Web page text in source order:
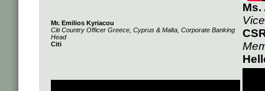
Mr. Emilios Kyriacou
Citi Country Officer Greece, Cyprus & Malta, Corporate Banking
Head
Citi
Ms.